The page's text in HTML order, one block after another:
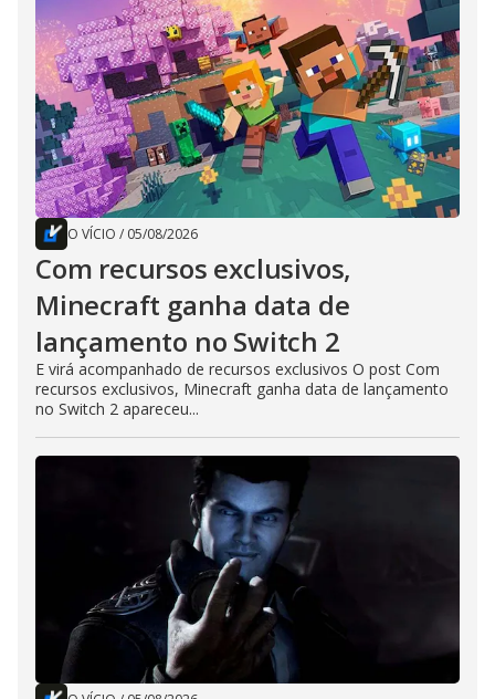
O VÍCIO / 05/08/2026
Com recursos exclusivos,
Minecraft ganha data de
lançamento no Switch 2
E virá acompanhado de recursos exclusivos O post Com
recursos exclusivos, Minecraft ganha data de lançamento
no Switch 2 apareceu...